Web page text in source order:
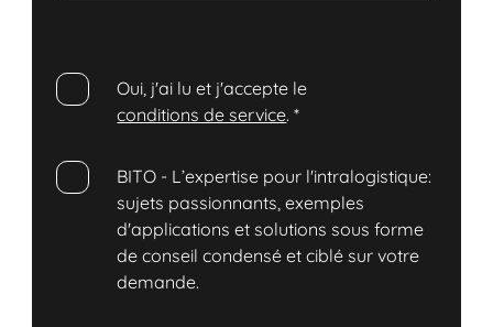
Oui, j'ai lu et j'accepte le
conditions de service.*
BITO - L’expertise pour l'intralogistique:
sujets passionnants, exemples
d'applications et solutions sous forme
de conseil condensé et ciblé sur votre
demande.